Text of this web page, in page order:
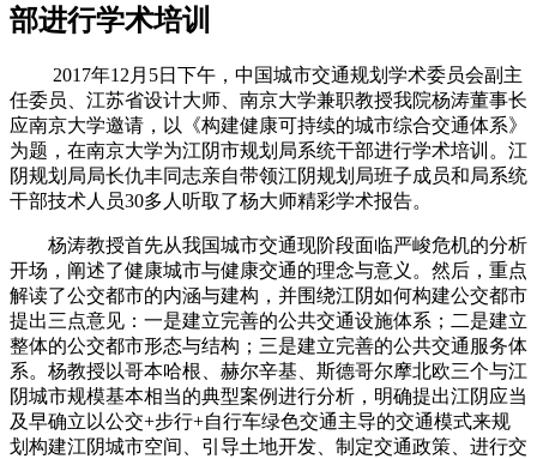
部进行学术培训
2017年12月5日下午，中国城市交通规划学术委员会副主
任委员、江苏省设计大师、南京大学兼职教授我院杨涛董事长
应南京大学邀请，以《构建健康可持续的城市综合交通体系》
为题，在南京大学为江阴市规划局系统干部进行学术培训。江
阴规划局局长仇丰同志亲自带领江阴规划局班子成员和局系统
干部技术人员30多人听取了杨大师精彩学术报告。
杨涛教授首先从我国城市交通现阶段面临严峻危机的分析
开场，阐述了健康城市与健康交通的理念与意义。然后，重点
解读了公交都市的内涵与建构，并围绕江阴如何构建公交都市
提出三点意见：一是建立完善的公共交通设施体系；二是建立
整体的公交都市形态与结构；三是建立完善的公共交通服务体
系。杨教授以哥本哈根、赫尔辛基、斯德哥尔摩北欧三个与江
阴城市规模基本相当的典型案例进行分析，明确提出江阴应当
及早确立以公交+步行+自行车绿色交通主导的交通模式来规
划构建江阴城市空间、引导土地开发、制定交通政策、进行交